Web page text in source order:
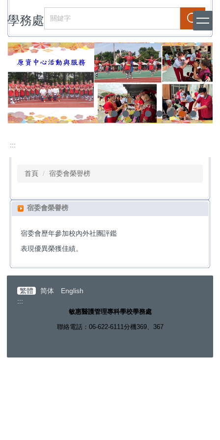
到
要
內
容
學務處 搜尋
:::
首頁 宿委會榮譽榜
宿委會榮譽榜
宿委會歷年參加校內外社團評鑑
表現優異榮獲佳績。
繁體 简体
English
:::
敏惠醫護管理專科學校學務處
聯絡電話：06-622-6111分機369、367